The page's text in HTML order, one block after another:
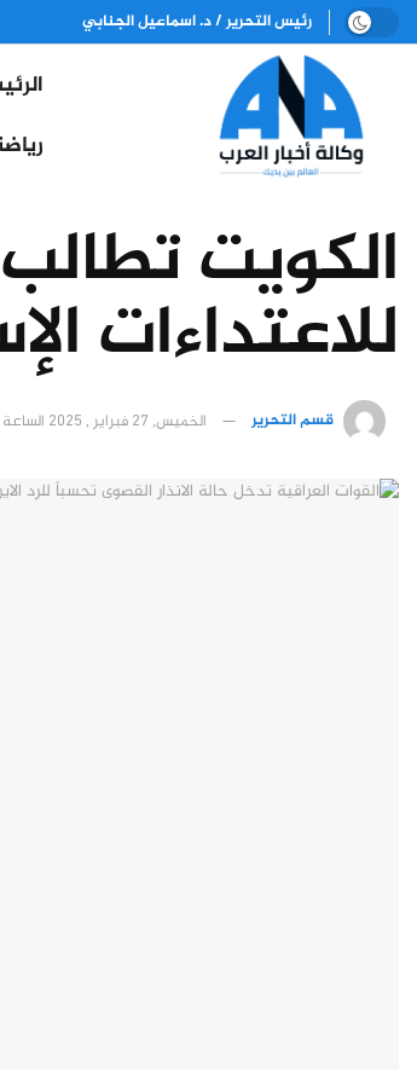
رئيس التحرير / د. اسماعيل الجنابي
الكويت
للاعتداءات
قسم التحرير الخميس, 27 فبراير , 2025 الساعة 10:59 صباحًا (مكة المكرمة)